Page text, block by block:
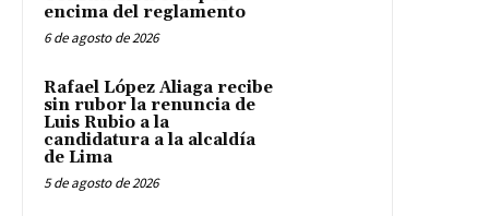
encima del reglamento
6 de agosto de 2026
Rafael López Aliaga recibe
sin rubor la renuncia de
Luis Rubio a la
candidatura a la alcaldía
de Lima
5 de agosto de 2026